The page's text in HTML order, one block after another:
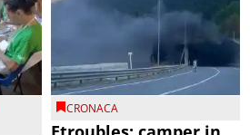
CRONACA